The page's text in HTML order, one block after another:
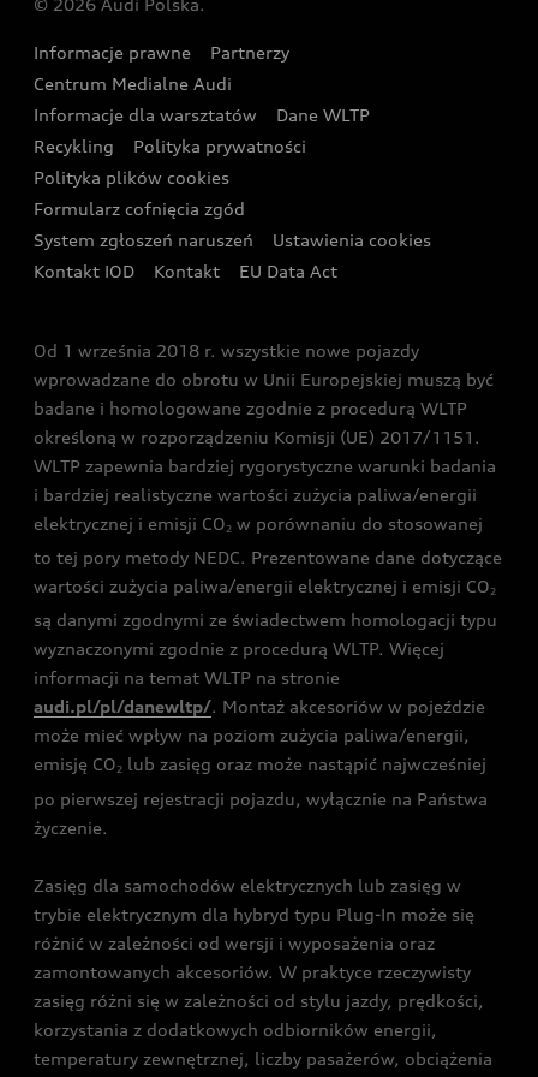
Wyszukaj najbliższego Partnera Audi
Oferta dla przedsiębiorców
Oferta dla klientów prywatnych
Kalkulator rat
Ubezpieczenie
Audi exclusive
Zasięg
Gwarancja
Akcje serwisowe Audi
Katalog online akcesoriów
Audi i Muzeum Sztuki Nowoczesnej w Warszawie
Audi driving experience
Audi quattro Cup
Audi i Puchar Świata w Skokach Narciarskich w
Zakopanem
© 2026 Audi Polska.
Informacje prawne
Partnerzy
Centrum Medialne Audi
Informacje dla warsztatów
Dane WLTP
Recykling
Polityka prywatności
Polityka plików cookies
Formularz cofnięcia zgód
System zgłoszeń naruszeń
Ustawienia cookies
Kontakt IOD
Kontakt EU Data Act
Od 1 września 2018 r. wszystkie nowe pojazdy
wprowadzane do obrotu w Unii Europejskiej muszą być
badane i homologowane zgodnie z procedurą WLTP
określoną w rozporządzeniu Komisji (UE) 2017/1151.
WLTP zapewnia bardziej rygorystyczne warunki badania
i bardziej realistyczne wartości zużycia paliwa/energii
elektrycznej i emisji CO2 w porównaniu do stosowanej
to tej pory metody NEDC. Prezentowane dane dotyczące
wartości zużycia paliwa/energii elektrycznej i emisji CO2
są danymi zgodnymi ze świadectwem homologacji typu
wyznaczonymi zgodnie z procedurą WLTP. Więcej
informacji na temat WLTP na stronie
audi.pl/pl/danewltp/. Montaż akcesoriów w pojeździe
może mieć wpływ na poziom zużycia paliwa/energii,
emisję CO2 lub zasięg oraz może nastąpić najwcześniej
po pierwszej rejestracji pojazdu, wyłącznie na Państwa
życzenie.
Zasięg dla samochodów elektrycznych lub zasięg w
trybie elektrycznym dla hybryd typu Plug-In może się
różnić w zależności od wersji i wyposażenia oraz
zamontowanych akcesoriów. W praktyce rzeczywisty
zasięg różni się w zależności od stylu jazdy, prędkości,
korzystania z dodatkowych odbiorników energii,
temperatury zewnętrznej, liczby pasażerów, obciążenia